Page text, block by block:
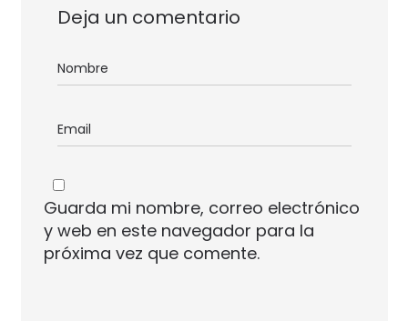
Deja un comentario
Guarda mi nombre, correo electrónico
y web en este navegador para la
próxima vez que comente.